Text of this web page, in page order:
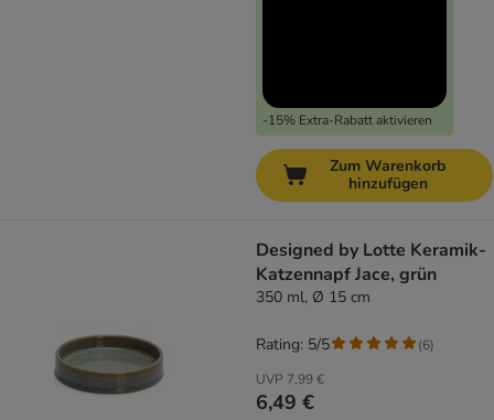
-15% Extra-Rabatt aktivieren
Zum Warenkorb
hinzufügen
Designed by Lotte Keramik-
Katzennapf Jace, grün
350 ml, Ø 15 cm
UVP 7,99 €
6,49 €
Rating: 5/5 (6)